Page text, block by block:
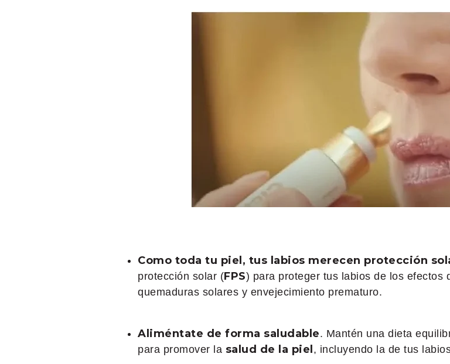
Como toda tu piel, tus labios merecen protección
protección solar (FPS) para proteger tus labios de los efectos
quemaduras solares y envejecimiento prematuro.
Aliméntate de forma saludable. Mantén una dieta
para promover la salud de la piel , incluyendo la de tus